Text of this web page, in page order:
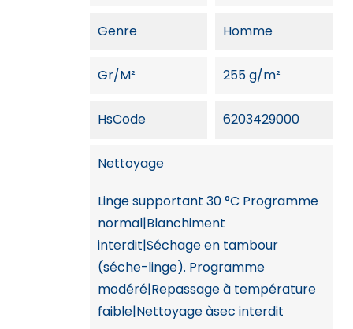
Genre Homme
Gr/m² 255 g/m²
HsCode 6203429000
Nettoyage
Linge supportant 30 °C Programme
normal|Blanchiment
interdit|Séchage en tambour
(séche-linge). Programme
modéré|Repassage à température
faible|Nettoyage àsec interdit